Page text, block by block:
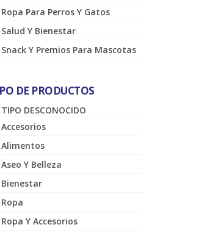
Ropa Para Perros Y Gatos
Salud Y Bienestar
Snack Y Premios Para Mascotas
DE PRODUCTOS
TIPO DESCONOCIDO
Accesorios
Alimentos
Aseo Y Belleza
Bienestar
Ropa
Ropa Y Accesorios